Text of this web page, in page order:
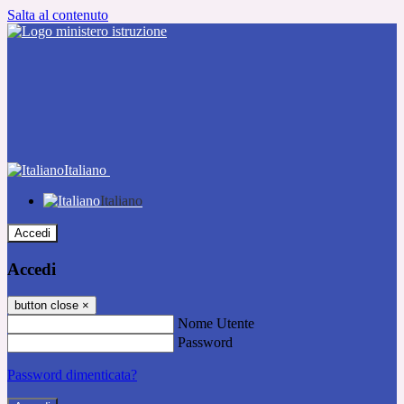
Salta al contenuto
Italiano
Italiano
Accedi
Accedi
button close ×
Nome Utente
Password
Password dimenticata?